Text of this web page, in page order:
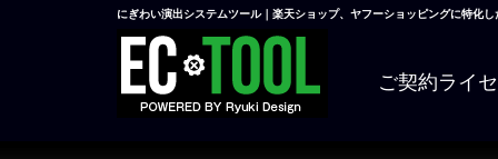
にぎわい演出システムツール｜楽天ショップ、ヤフーショッピングに特化
ご契約ライ